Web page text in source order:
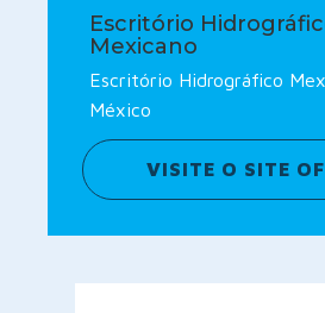
Escritório
Mexicano
Escritório Hidrográfico
México
VISITE O SITE